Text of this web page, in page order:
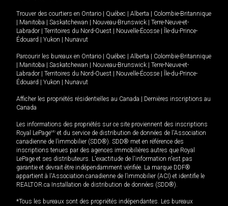
Trouver des courtiers en Ontario Québec Alberta
Colombie-Britannique
Manitoba Saskatchewan Nouveau-Brunswick
Terre-Neuve-et-
Labrador
Territoires du Nord-Ouest Nouvelle-Écosse
Île-du-Prince-
Édouard
Yukon Nunavut
Parcourir les bureaux en Ontario Québec Alberta
Colombie-Britannique
Manitoba Saskatchewan Nouveau-Brunswick
Terre-Neuve-et-
Labrador
Territoires du Nord-Ouest Nouvelle-Écosse
Île-du-Prince-
Édouard
Yukon Nunavut
Afficher les propriétés résidentielles au Canada
Dernières inscriptions au
Canada
Les informations des propriétés sur ce site proviennent des inscriptions
Royal LePageMD et du service de distribution de données de l'Association
canadienne de l’immobilier (SDD®). SDD® met en référence des
inscriptions tenues par des agences immobilières autres que Royal
LePage et ses distributeurs. L'exactitude de l'information n'est pas
garantie et devrait être indépendamment vérifiée. La marque DDF®
appartient à l'Association canadienne de l’immobilier (ACI) et identifie le
REALTOR.ca Installation de distribution de données (SDD®).
*Tous les bureaux sont des propriétés indépendantes. Les bureaux